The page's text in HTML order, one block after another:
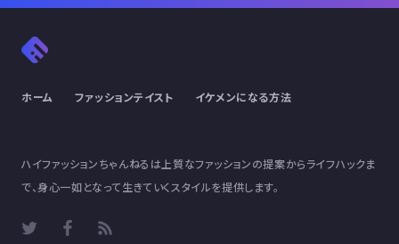
ホーム ファッションテイスト イケメンになる方法
ハイファッションちゃんねるは上質なファッションの提案からライフハックま
で、身心一如となって生きていくスタイルを提供します。